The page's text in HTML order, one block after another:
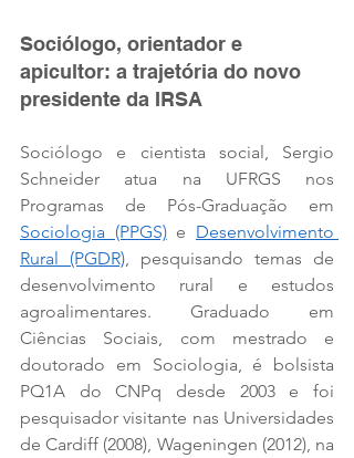
Sociólogo, orientador e
apicultor: a trajetória do novo
presidente da IRSA
Sociólogo e cientista social, Sergio
Schneider atua na UFRGS nos
Sociologia (PPGS) e Desenvolvimento
Rural (PGDR) , pesquisando temas de
desenvolvimento rural e estudos
agroalimentares. Graduado em
Ciências Sociais, com mestrado e
doutorado em Sociologia, é bolsista
PQ1A do CNPq desde 2003 e foi
pesquisador visitante nas Universidades
de Cardiff (2008), Wageningen (2012), na